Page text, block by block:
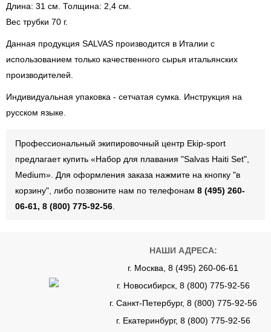
Длина: 31 см. Толщина: 2,4 см.
Вес трубки 70 г.
Данная продукция SALVAS производится в Италии с
использованием только качественного сырья итальянских
производителей.
Индивидуальная упаковка - сетчатая сумка. Инструкция на
русском языке.
Профессиональный экипировочный центр Ekip-sport
предлагает купить «Набор для плавания "Salvas Haiti Set",
Medium». Для оформления заказа нажмите на кнопку "в
корзину", либо позвоните нам по телефонам 8 (495) 260-
06-61, 8 (800) 775-92-56
НАШИ АДРЕСА:
г. Москва, 8 (495) 260-06-61
г. Новосибирск, 8 (800) 775-92-56
г. Санкт-Петербург, 8 (800) 775-92-56
г. Екатеринбург, 8 (800) 775-92-56